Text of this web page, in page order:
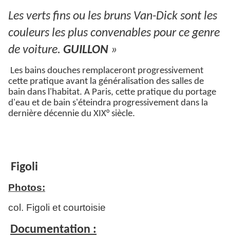
Les verts fins ou les bruns Van-Dick sont les
couleurs les plus convenables pour ce genre
de voiture. GUILLON »
Les bains douches remplaceront progressivement
cette pratique avant la généralisation des salles de
bain dans l'habitat. A Paris, cette pratique du portage
d'eau et de bain s'éteindra progressivement dans la
dernière décennie du XIX° siècle.
Figoli
Photos:
col. Figoli et courtoisie
Documentation :